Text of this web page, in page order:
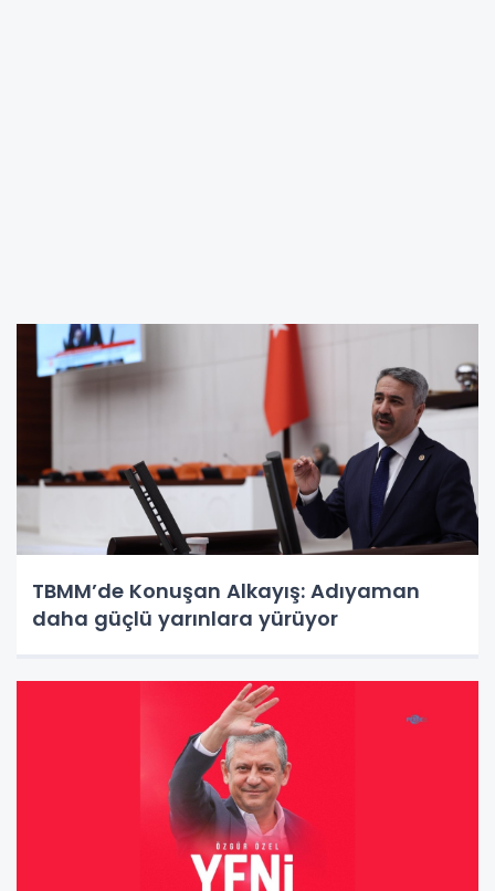
TBMM’de Konuşan Alkayış: Adıyaman
daha güçlü yarınlara yürüyor